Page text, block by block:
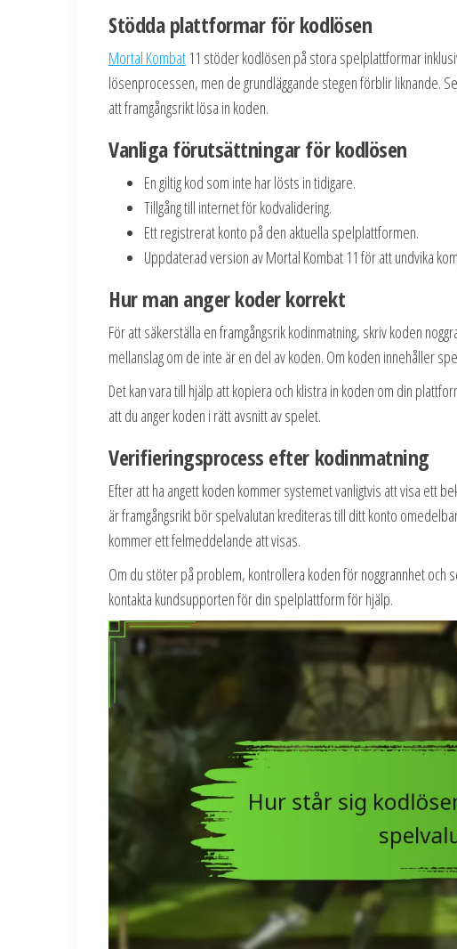
Stödda plattformar för kodlösen
Mortal Kombat 11 stöder kodlösen på stora spelplattformar
lösenprocessen, men de grundläggande stegen förblir liknande.
att framgångsrikt lösa in koden.
Vanliga förutsättningar för kodlösen
En giltig kod som inte har lösts in tidigare.
Tillgång till internet för kodvalidering.
Ett registrerat konto på den aktuella spelplattformen.
Uppdaterad version av Mortal Kombat 11 för att undvika
Hur man anger koder korrekt
För att säkerställa en framgångsrik kodinmatning, skriv koden
mellanslag om de inte är en del av koden. Om koden innehåller
Det kan vara till hjälp att kopiera och klistra in koden om din
att du anger koden i rätt avsnitt av spelet.
Verifieringsprocess efter kodinmatning
Efter att ha angett koden kommer systemet vanligtvis att visa ett
är framgångsrikt bör spelvalutan krediteras till ditt konto
kommer ett felmeddelande att visas.
Om du stöter på problem, kontrollera koden för noggrannhet och
kontakta kundsupporten för din spelplattform för hjälp.